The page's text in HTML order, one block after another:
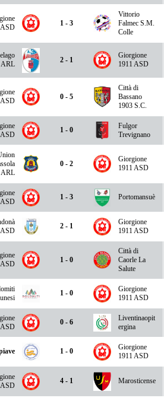
1 - 3
Vittorio
Falmec S.M.
Colle
ARL
2 - 1
Giorgione
1911 ASD
0 - 5
Città di
Bassano
1903 S.C.
1 - 0
Fulgor
Trevignano
ARL
0 - 2
Giorgione
1911 ASD
1 - 3 Portomansuè
2 - 1
Giorgione
1911 ASD
1 - 0
Città di
Caorle La
Salute
1 - 0
Giorgione
1911 ASD
0 - 6
Liventinaopit
ergina
1 - 0
Giorgione
1911 ASD
4 - 1 Marosticense